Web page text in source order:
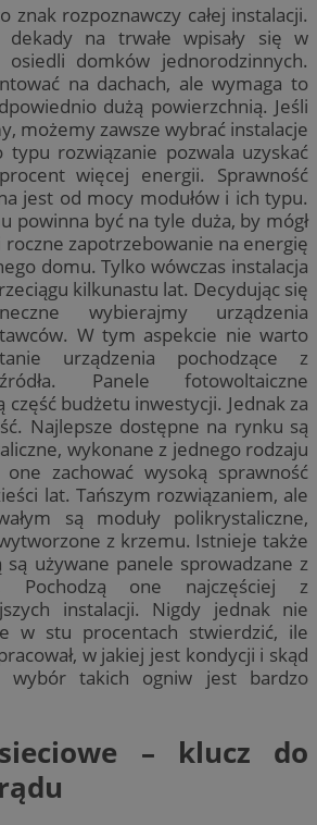
znak rozpoznawczy całej instalacji.
na trwałe wpisały się w
osiedli domków jednorodzinnych.
na dachach, ale wymaga to
dużą powierzchnią. Jeśli
możemy zawsze wybrać instalacje
typu rozwiązanie pozwala uzyskać
więcej energii. Sprawność
jest od mocy modułów i ich typu.
powinna być na tyle duża, by mógł
roczne zapotrzebowanie na energię
domu. Tylko wówczas instalacja
kilkunastu lat. Decydując się
wybierajmy urządzenia
W tym aspekcie nie warto
urządzenia pochodzące z
Panele fotowoltaiczne
część budżetu inwestycji. Jednak za
Najlepsze dostępne na rynku są
wykonane z jednego rodzaju
one zachować wysoką sprawność
lat. Tańszym rozwiązaniem, ale
są moduły polikrystaliczne,
z krzemu. Istnieje także
używane panele sprowadzane z
Pochodzą one najczęściej z
instalacji. Nigdy jednak nie
w stu procentach stwierdzić, ile
w jakiej jest kondycji i skąd
wybór takich ogniw jest bardzo
– klucz do